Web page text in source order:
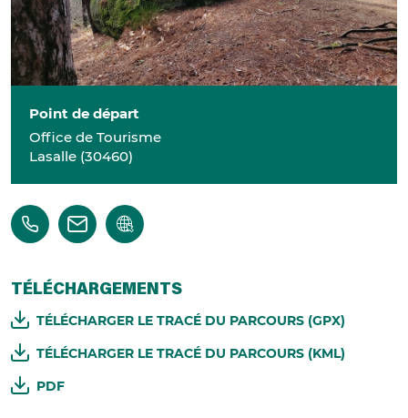
Point de départ
Office de Tourisme
Lasalle (30460)
TÉLÉCHARGEMENTS
TÉLÉCHARGER LE TRACÉ DU PARCOURS (GPX)
TÉLÉCHARGER LE TRACÉ DU PARCOURS (KML)
PDF